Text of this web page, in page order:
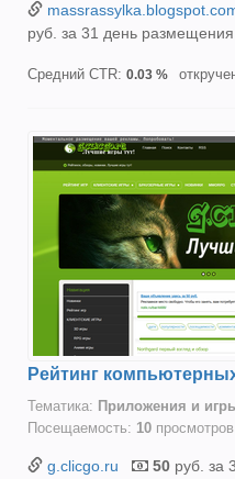
руб. за 31 день размещения
Средний CTR: 0.03 %
Рейтинг
Тематика: Приложения и
Посещаемость: 10
g.clicgo.ru 50 руб. за